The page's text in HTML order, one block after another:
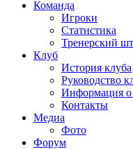
Команда
Игроки
Статистика
Тренерский
Клуб
История клуба
Руководство
Информация о
Контакты
Медиа
Фото
Форум